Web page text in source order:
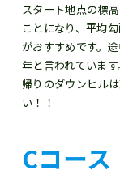
スタート地点の標
ことになり、平均
がおすすめです。
年と言われていま
帰りのダウンヒル
い！！
Cコース